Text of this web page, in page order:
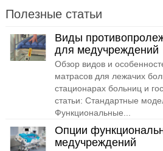
Полезные статьи
Виды
для медучреждений
Обзор видов и
матрасов для лежачих
стационарах больниц и
статьи: Стандартные
Функциональные...
Опции
медучреждений